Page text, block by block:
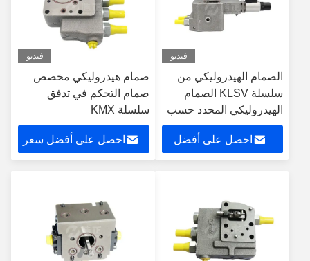
فيديو
الصمام الهيدروليكي من
سلسلة KLSV الصمام
الهيدروليكي المحدد حسب
الطلب
احصل على أفضل
فيديو
صمام هيدروليكي مخصص
صمام التحكم في تدفق
سلسلة KMX
احصل على أفضل سعر